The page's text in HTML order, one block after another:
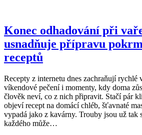
Konec odhadování při
usnadňuje přípravu
receptů
Recepty z internetu dnes zachraňují rychlé
víkendové pečení i momenty, kdy doma
člověk neví, co z nich připravit. Stačí pár
objeví recept na domácí chléb, šťavnaté
vypadá jako z kavárny. Trouby jsou už tak
každého může…